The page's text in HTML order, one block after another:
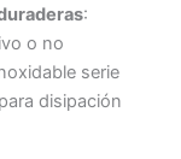
:
o no
serie
disipación